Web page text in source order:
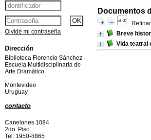
Documentos
Breve
Vida teatral
Olvidé mi contraseña
Dirección
Biblioteca Florencio Sànchez -
Escuela Multidisciplinaria de
Arte Dramàtico
Montevideo
Uruguay
contacto
Canelones 1084
2do. Piso
Tel: 1950-8865